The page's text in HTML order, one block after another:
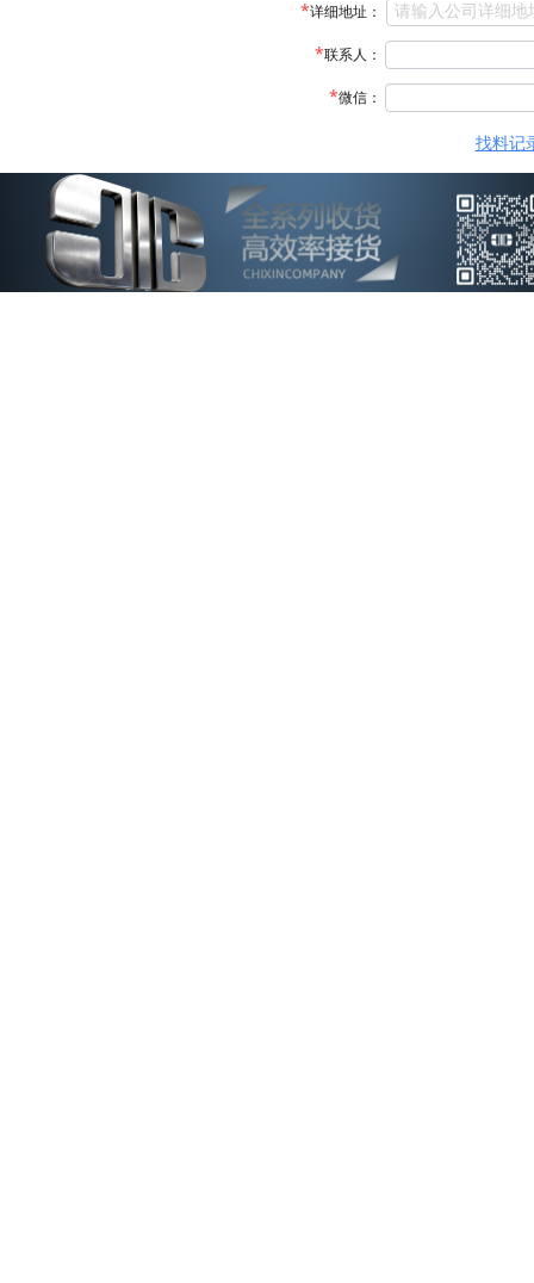
详细地址：
联系人：
微信：
找料记